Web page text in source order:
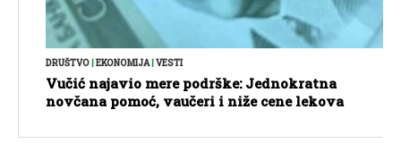
DRUŠTVO|EKONOMIJA|VESTI
Vučić najavio mere podrške: Jednokratna
novčana pomoć, vaučeri i niže cene lekova